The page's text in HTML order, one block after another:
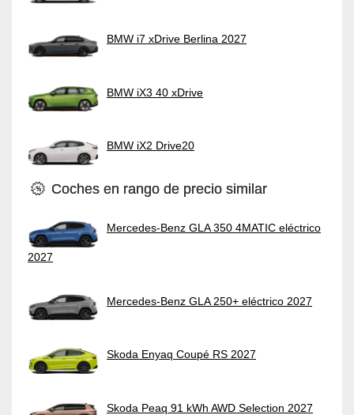
BMW i7 xDrive Berlina 2027
BMW iX3 40 xDrive
BMW iX2 Drive20
Coches en rango de precio similar
Mercedes-Benz GLA 350 4MATIC eléctrico
2027
Mercedes-Benz GLA 250+ eléctrico 2027
Skoda Enyaq Coupé RS 2027
Skoda Peaq 91 kWh AWD Selection 2027